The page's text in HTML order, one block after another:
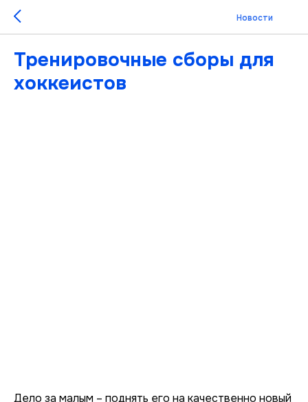
Новости
Тренировочные сборы для
хоккеистов
Дело за малым – поднять его на качественно новый